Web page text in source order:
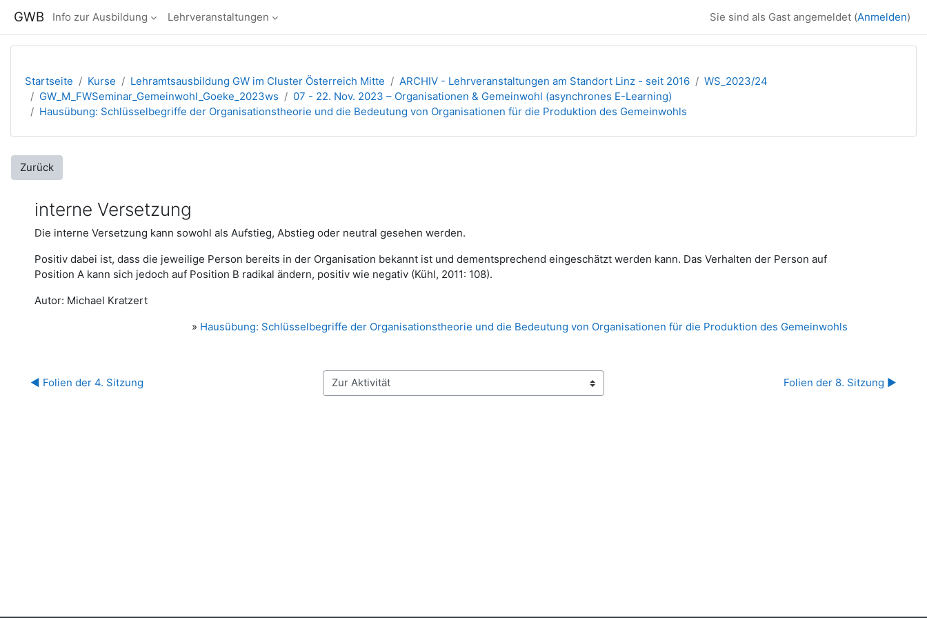
GWB Info zur Ausbildung Lehrveranstaltungen Sie sind als Gast angemeldet (Anmelden)
Startseite Kurse Lehramtsausbildung GW im Cluster Österreich Mitte ARCHIV - Lehrveranstaltungen am Standort Linz - seit 2016
WS_2023/24
GW_M_FWSeminar_Gemeinwohl_Goeke_2023ws
07 - 22. Nov. 2023 – Organisationen & Gemeinwohl (asynchrones E-Learning)
Hausübung: Schlüsselbegriffe der Organisationstheorie und die Bedeutung von Organisationen für die Produktion des Gemeinwohls
Zurück
interne Versetzung
Die interne Versetzung kann sowohl als Aufstieg, Abstieg oder neutral gesehen werden.
Positiv dabei ist, dass die jeweilige Person bereits in der Organisation bekannt ist und dementsprechend eingeschätzt werden kann. Das Verhalten der Person auf
Position A kann sich jedoch auf Position B radikal ändern, positiv wie negativ (Kühl, 2011: 108).
Autor: Michael Kratzert
» Hausübung: Schlüsselbegriffe der Organisationstheorie und die Bedeutung von Organisationen für die Produktion des Gemeinwohls
◀︎ Folien der 4. Sitzung Zur Aktivität Folien der 8. Sitzung ▶︎